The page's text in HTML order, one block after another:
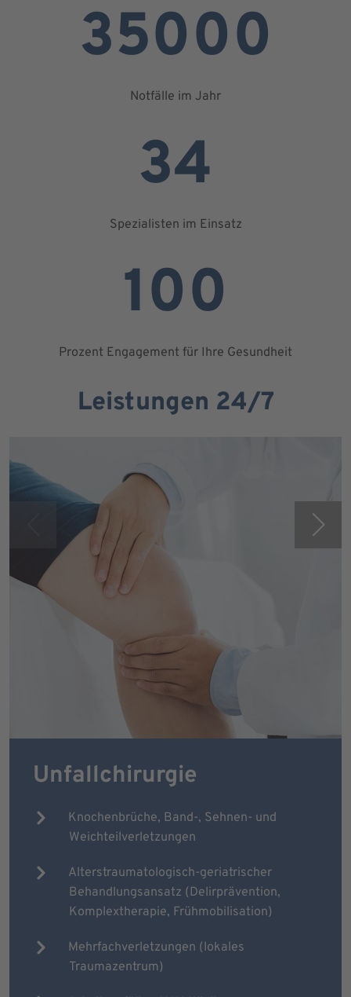
35000
Notfälle im Jahr
34
Spezialisten im Einsatz
100
Prozent Engagement für Ihre Gesundheit
Leistungen 24/7
Unfallchirurgie
Knochenbrüche, Band-, Sehnen- und
Weichteilverletzungen
Alterstraumatologisch-geriatrischer
Behandlungsansatz (Delirprävention,
Komplextherapie, Frühmobilisation)
Mehrfachverletzungen (lokales
Traumazentrum)